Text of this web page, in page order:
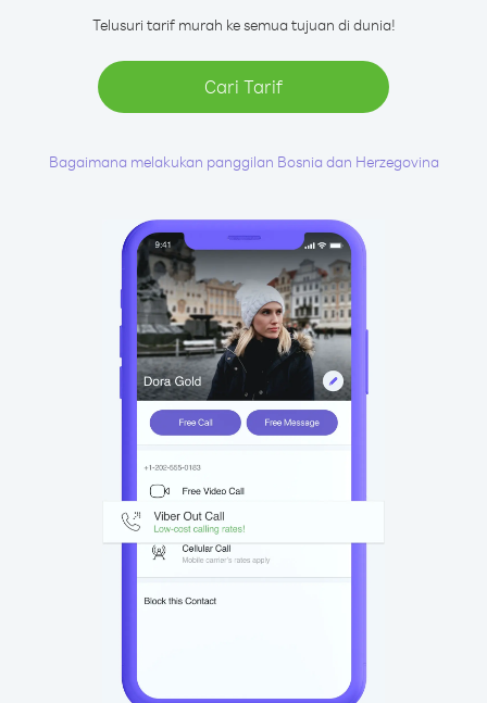
Telusuri tarif murah ke semua tujuan di dunia!
Cari Tarif
Bagaimana melakukan panggilan Bosnia dan Herzegovina